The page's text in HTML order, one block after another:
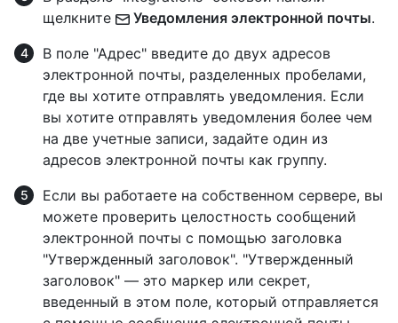
щелкните
Уведомления электронной почты.
В поле "Адрес" введите до двух адресов
электронной почты, разделенных пробелами,
где вы хотите отправлять уведомления. Если
вы хотите отправлять уведомления более чем
на две учетные записи, задайте один из
адресов электронной почты как группу.
Если вы работаете на собственном сервере, вы
можете проверить целостность сообщений
электронной почты с помощью заголовка
"Утвержденный заголовок". "Утвержденный
заголовок" — это маркер или секрет,
введенный в этом поле, который отправляется